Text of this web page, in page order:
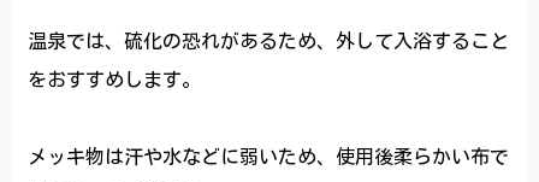
温泉では、硫化の恐れがあるため、外して入浴すること
をおすすめします。
メッキ物は汗や水などに弱いため、使用後柔らかい布で